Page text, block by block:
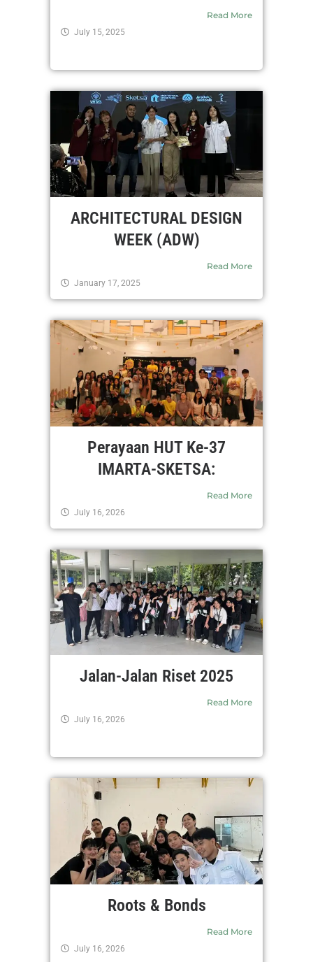
Read More
July 15, 2025
ARCHITECTURAL DESIGN
WEEK (ADW)
Read More
January 17, 2025
Perayaan HUT Ke-37
IMARTA-SKETSA:
Read More
July 16, 2026
Jalan-Jalan Riset 2025
Read More
July 16, 2026
Roots & Bonds
Read More
July 16, 2026